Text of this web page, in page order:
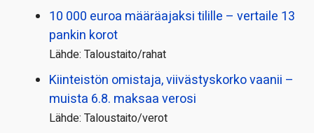
10 000 euroa määräajaksi tilille – vertaile 13
pankin korot
Lähde: Taloustaito/rahat
Kiinteistön omistaja, viivästyskorko vaanii –
muista 6.8. maksaa verosi
Lähde: Taloustaito/verot